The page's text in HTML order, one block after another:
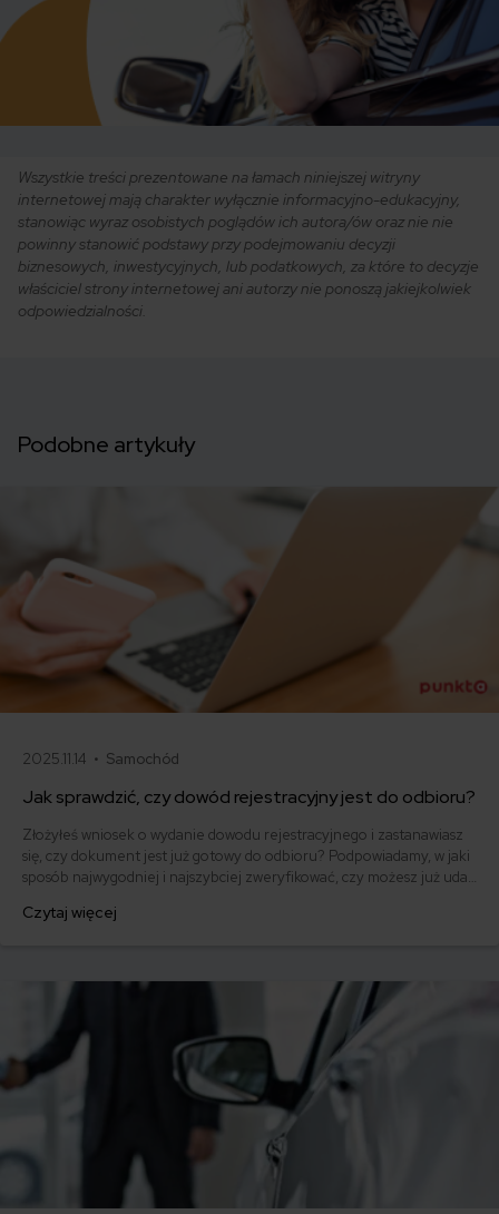
Wszystkie treści prezentowane na łamach niniejszej witryny
internetowej mają charakter wyłącznie informacyjno-edukacyjny,
stanowiąc wyraz osobistych poglądów ich autora/ów oraz nie nie
powinny stanowić podstawy przy podejmowaniu decyzji
biznesowych, inwestycyjnych, lub podatkowych, za które to decyzje
właściciel strony internetowej ani autorzy nie ponoszą jakiejkolwiek
odpowiedzialności.
Podobne artykuły
2025.11.14 • Samochód
Jak sprawdzić, czy dowód rejestracyjny jest do odbioru?
Złożyłeś wniosek o wydanie dowodu rejestracyjnego i zastanawiasz
się, czy dokument jest już gotowy do odbioru? Podpowiadamy, w jaki
sposób najwygodniej i najszybciej zweryfikować, czy możesz już udać
masz na jego odbiór i jaki jest standardowy czas oczekiwania na
Czytaj więcej